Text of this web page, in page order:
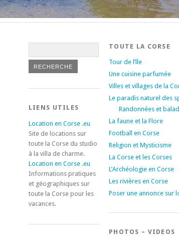
LIENS UTILES
Location en Corse .eu
Site de locations sur
toute la Corse du studio
à la villa de charme.
Location en Corse .eu
Informations pratiques
et géographiques sur
toute la Corse pour les
vacances.
TOUTE LA CORSE
Tour de l’île
Une cuisine parfumée
Villes et villages de la
Le paradis naturel des
Randonnées et
La faune et la Flore
Football en Corse
Religion et Mysticisme
La Corse et les Corses
L’Archéologie en Corse
Les rivières en Corse
Poser une annonce sur
PHOTOS – VIDEOS